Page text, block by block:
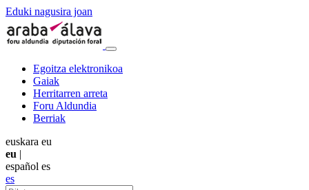
Eduki nagusira joan
Egoitza elektronikoa
Gaiak
Herritarren arreta
Foru Aldundia
Berriak
euskara eu
eu |
español es
es